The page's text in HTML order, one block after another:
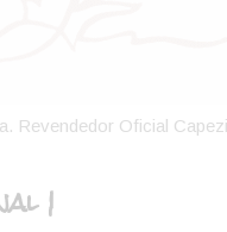
Revendedor Oficial
|